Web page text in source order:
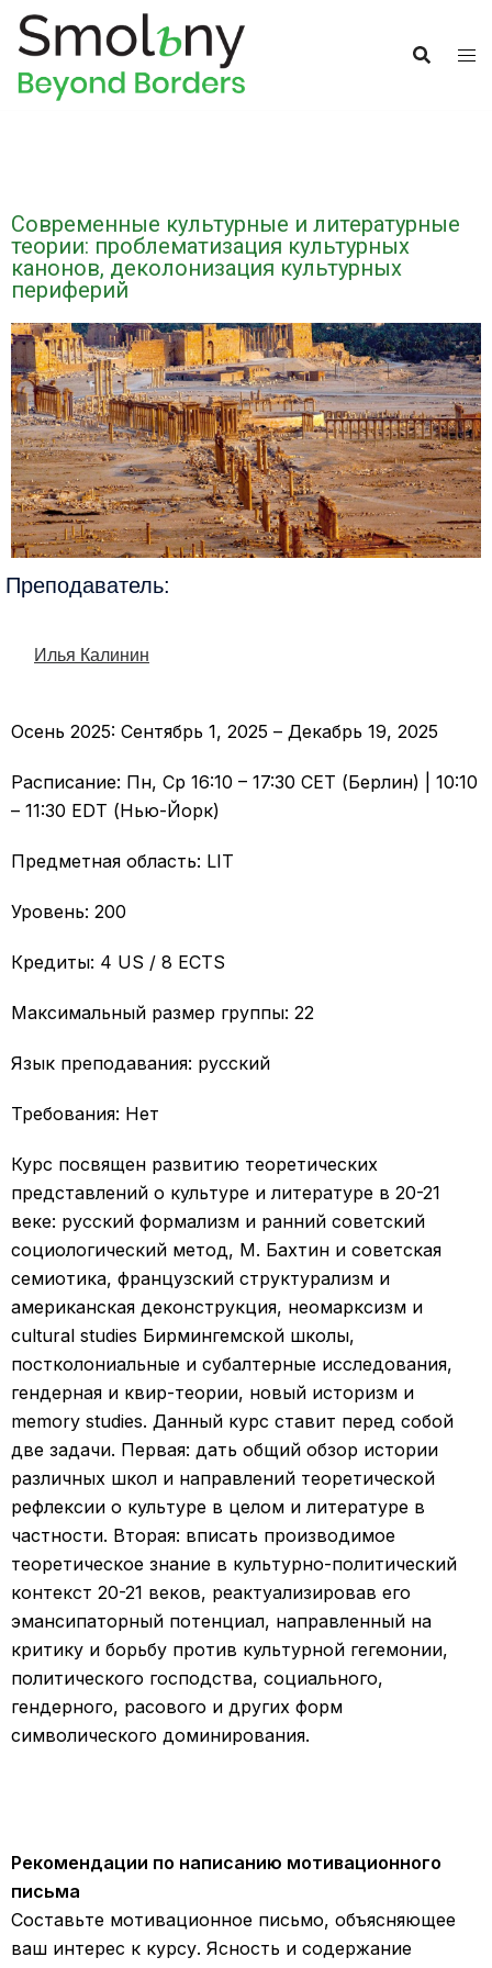
Современные культурные и литературные
теории: проблематизация культурных
канонов, деколонизация культурных
периферий
Преподаватель:
Илья Калинин
Осень 2025: Сентябрь 1, 2025 – Декабрь 19, 2025
Расписание: Пн, Ср 16:10 – 17:30 CET (Берлин) | 10:10
– 11:30 EDT (Нью-Йорк)
Предметная область: LIT
Уровень: 200
Кредиты: 4 US / 8 ECTS
Максимальный размер группы: 22
Язык преподавания: русский
Требования: Нет
Курс посвящен развитию теоретических
представлений о культуре и литературе в 20-21
веке: русский формализм и ранний советский
социологический метод, М. Бахтин и советская
семиотика, французский структурализм и
американская деконструкция, неомарксизм и
cultural studies Бирмингемской школы,
постколониальные и субалтерные исследования,
гендерная и квир-теории, новый историзм и
memory studies. Данный курс ставит перед собой
две задачи. Первая: дать общий обзор истории
различных школ и направлений теоретической
рефлексии о культуре в целом и литературе в
частности. Вторая: вписать производимое
теоретическое знание в культурно-политический
контекст 20-21 веков, реактуализировав его
эмансипаторный потенциал, направленный на
критику и борьбу против культурной гегемонии,
политического господства, социального,
гендерного, расового и других форм
символического доминирования.
Рекомендации по написанию мотивационного
письма
Составьте мотивационное письмо, объясняющее
ваш интерес к курсу. Ясность и содержание